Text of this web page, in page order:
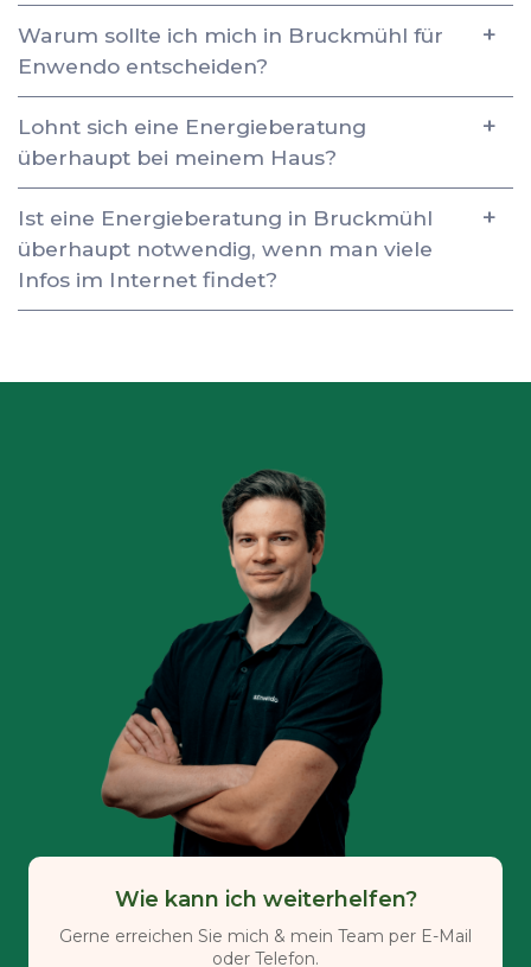
Warum sollte ich mich in Bruckmühl für
Enwendo entscheiden?
Lohnt sich eine Energieberatung
überhaupt bei meinem Haus?
Ist eine Energieberatung in Bruckmühl
überhaupt notwendig, wenn man viele
Infos im Internet findet?
Wie kann ich weiterhelfen?
Gerne erreichen Sie mich & mein Team per E-Mail
oder Telefon.